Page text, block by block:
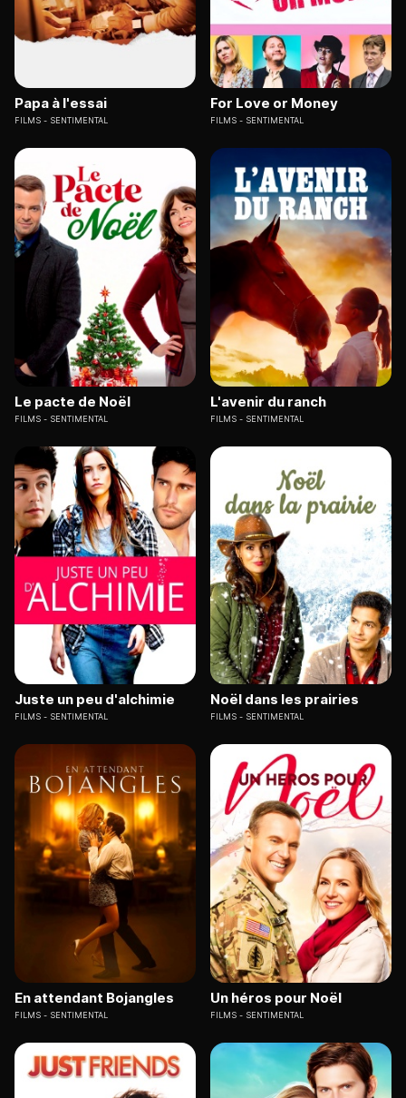
Papa à l'essai
FILMS SENTIMENTAL
For Love or Money
FILMS SENTIMENTAL
Le pacte de Noël
FILMS SENTIMENTAL
L'avenir du ranch
FILMS SENTIMENTAL
Juste un peu d'alchimie
FILMS SENTIMENTAL
Noël dans les prairies
FILMS SENTIMENTAL
En attendant Bojangles
FILMS SENTIMENTAL
Un héros pour Noël
FILMS SENTIMENTAL